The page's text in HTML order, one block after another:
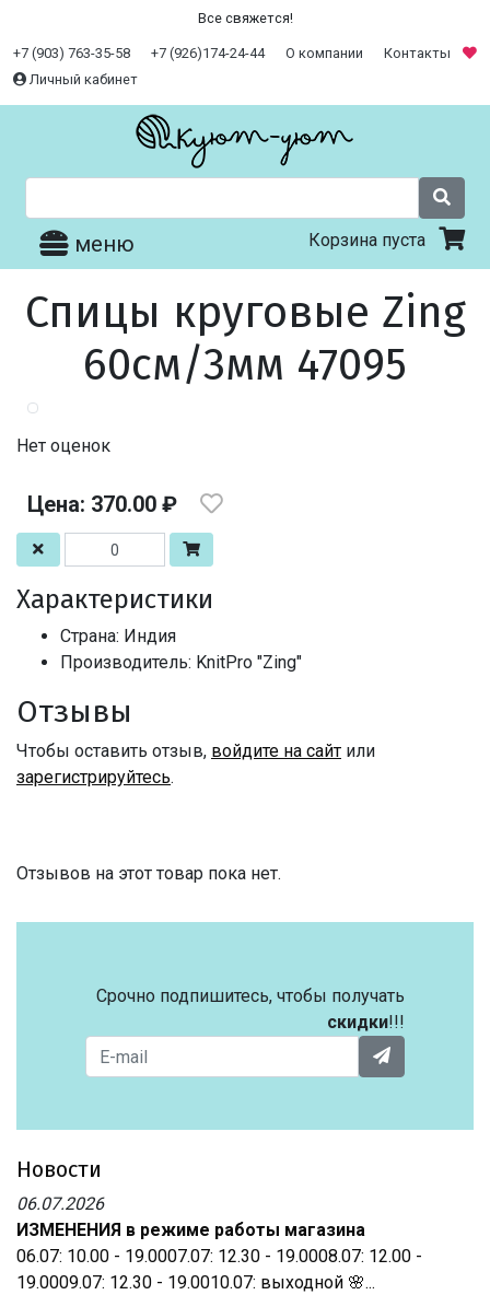
Все свяжется!
+7 (903) 763-35-58 +7 (926)174-24-44 О компании
Контакты
Личный кабинет
меню Корзина пуста
Спицы круговые Zing
60см/3мм 47095
Нет оценок
Цена: 370.00 ₽
Характеристики
Страна: Индия
Производитель: KnitPro "Zing"
Отзывы
Чтобы оставить отзыв, войдите на сайт или
зарегистрируйтесь.
Отзывов на этот товар пока нет.
Срочно подпишитесь, чтобы получать
скидки!!!
Новости
06.07.2026
ИЗМЕНЕНИЯ в режиме работы магазина
06.07: 10.00 - 19.0007.07: 12.30 - 19.0008.07: 12.00 -
19.0009.07: 12.30 - 19.0010.07: выходной 🌸...